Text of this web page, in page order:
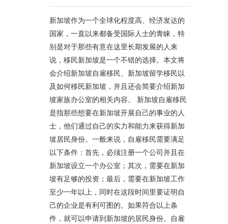
新加坡作为一个全球化程度高、经济发达的
国家，一直以来都备受国际人士的青睐，特
别是对于那些有意在这里长期发展的人来
说，移民新加坡是一个不错的选择。本文将
会介绍新加坡自雇移民、新加坡留学移民以
及如何移民新加坡，并且还会简要介绍新加
坡家族办公室的相关内容。 新加坡自雇移民
是指那些想要在新加坡开展自己的事业的人
士，他们通过自己的实力和能力来获得新加
坡居民身份。一般来说，自雇移民需要满足
以下条件：首先，必须注册一个公司并且在
新加坡设立一个办公室；其次，需要在新加
坡有足够的投资；最后，需要在新加坡工作
至少一年以上，同时在这段时间里要证明自
己的企业是有利可图的。如果符合以上条
件，就可以申请到新加坡的居民身份。自雇